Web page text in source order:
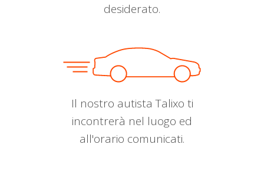
desiderato.
Il nostro autista Talixo ti
incontrerà nel luogo ed
all'orario comunicati.